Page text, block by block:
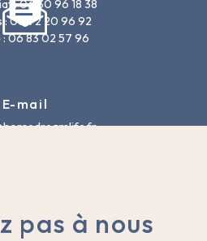
: 06 30 96 18 38
: 06 72 20 96 92
: 06 83 02 57 96
E-mail
pas à nous